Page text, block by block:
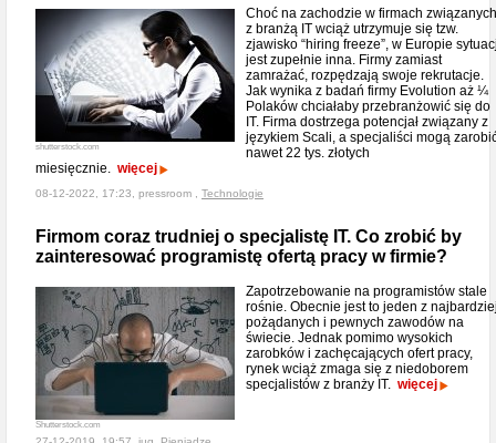
shutterstock.com
Choć na zachodzie w firmach związanych
z branżą IT wciąż utrzymuje się tzw.
zjawisko “hiring freeze”, w Europie
jest zupełnie inna. Firmy zamiast
zamrażać, rozpędzają swoje rekrutacje.
Jak wynika z badań firmy Evolution aż ¼
Polaków chciałaby przebranżowić się do
IT. Firma dostrzega potencjał związany z
językiem Scali, a specjaliści mogą
nawet 22 tys. złotych
miesięcznie. więcej
08-12-2022, 17:23, pressroom , Technologie
Firmom coraz trudniej o specjalistę IT. Co zrobić by
zainteresować programistę ofertą pracy w firmie?
Shutterstock.com
Zapotrzebowanie na programistów stale
rośnie. Obecnie jest to jeden z
pożądanych i pewnych zawodów na
świecie. Jednak pomimo wysokich
zarobków i zachęcających ofert pracy,
rynek wciąż zmaga się z niedoborem
specjalistów z branży IT. więcej